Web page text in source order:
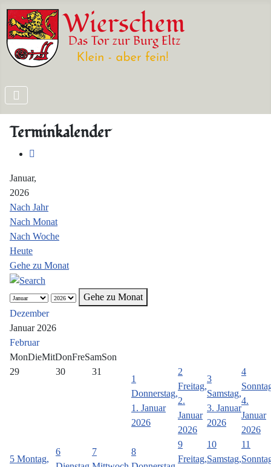
Terminkalender
Januar,
2026
Nach Jahr
Nach Monat
Nach Woche
Heute
Gehe zu Monat
Gehe zu Monat
Dezember
Januar 2026
Februar
MonDieMitDonFreSamSon
29
30 31
1
Donnerstag,
1. Januar
2026
2
Freitag,
2.
Januar
2026
3
Samstag,
3. Januar
2026
4
4.
Januar
2026
5 Montag,
6
7
8
9
Freitag,
10
Samstag,
11